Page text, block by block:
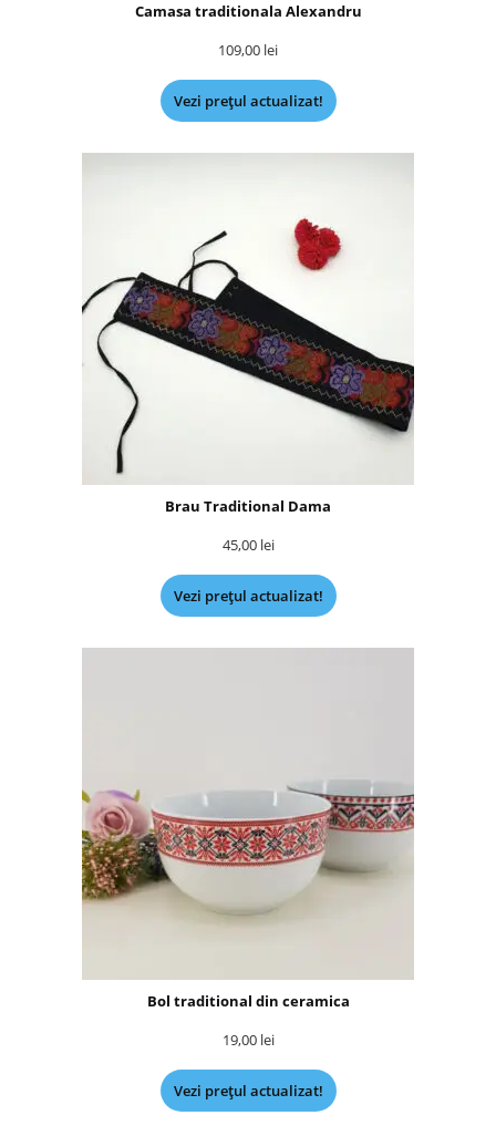
Camasa traditionala Alexandru
109,00 lei
Vezi prețul actualizat!
Brau Traditional Dama
45,00 lei
Vezi prețul actualizat!
Bol traditional din ceramica
19,00 lei
Vezi prețul actualizat!